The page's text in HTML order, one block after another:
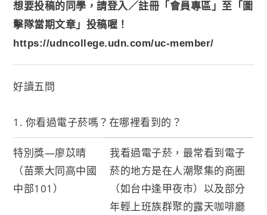
想要投稿的同學，請登入／註冊「會員專區」至「圖
擊隊當期文章」投稿喔！
https://udncollege.udn.com/uc-member/
好讀五問
1. 你看過電子菸嗎？在哪裡看到的？
特別獎—廖苡晴
（苗栗大同高中國
中部101）
我看過電子菸，最常看到電子
菸的地方是在人潮聚集的商圈
（如台中逢甲夜市）以及部分
年輕上班族群聚的露天咖啡廳